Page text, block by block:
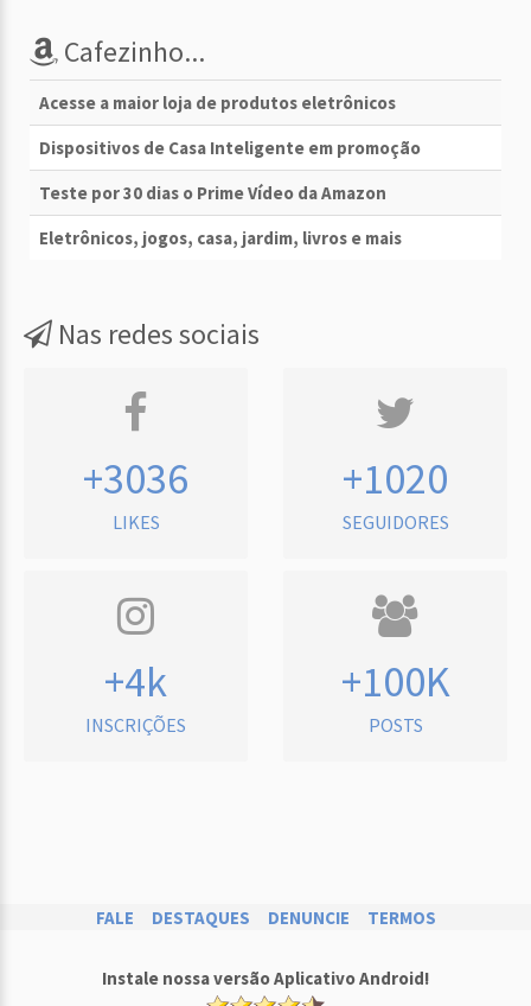
Cafezinho...
Acesse a maior loja de produtos eletrônicos
Dispositivos de Casa Inteligente em promoção
Teste por 30 dias o Prime Vídeo da Amazon
Eletrônicos, jogos, casa, jardim, livros e mais
Nas redes sociais
+3036
LIKES
+1020
SEGUIDORES
+4k
INSCRIÇÕES
+100K
POSTS
FALE DESTAQUES DENUNCIE TERMOS
Instale nossa versão Aplicativo Android!